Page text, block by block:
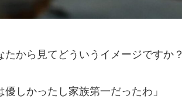
たから見てどういうイメージですか？
優しかったし家族第一だったわ」